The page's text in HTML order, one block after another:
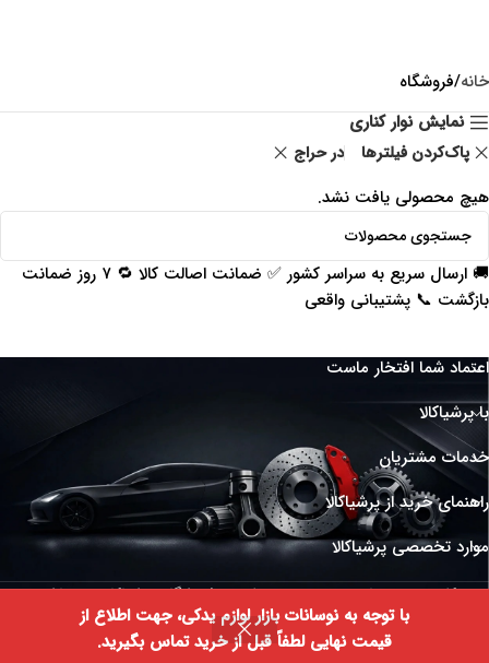
با توجه به نوسانات بازار لوازم یدکی، جهت اطلاع از
قیمت نهایی لطفاً قبل از خرید تماس بگیرید.
خانه فروشگاه
نمایش نوار کناری
پاک‌کردن فیلترها در حراج
هیچ محصولی یافت نشد.
🚚 ارسال سریع به سراسر کشور ✅ ضمانت اصالت کالا 🔁 ۷ روز ضمانت
بازگشت 📞 پشتیبانی واقعی
اعتماد شما افتخار ماست
با پرشیاکالا
خدمات مشتریان
راهنمای خرید از پرشیاکالا
موارد تخصصی پرشیاکالا
کلیه حقوق مادی و معنوی متعلق به فروشگاه پرشیاکالا می باشد.
لیست علاقه‌مندی‌ها
0
سبد خرید
حساب من